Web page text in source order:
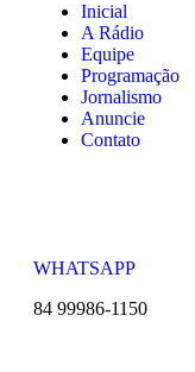
Inicial
A Rádio
Equipe
Programação
Jornalismo
Anuncie
Contato
WHATSAPP
84 99986-1150